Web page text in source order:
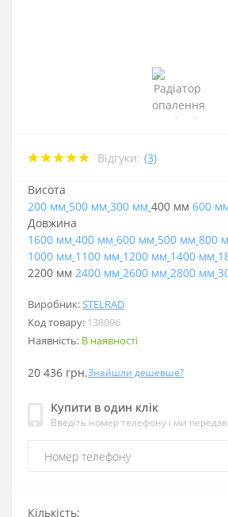
Відгуки: (3)
Виробник:STELRAD
Код товару: 138096
Наявність: В наявності
20 436 грн.Знайшли дешевше?
Купити в один клік
Введіть номер телефону і ми
Висота
200 мм 500 мм 300 мм 400 мм 600
Довжина
1600 мм 400 мм 600 мм 500 мм 800
1000 мм 1100 мм 1200 мм 1400 мм
2200 мм 2400 мм 2600 мм 2800 мм
Кількість: